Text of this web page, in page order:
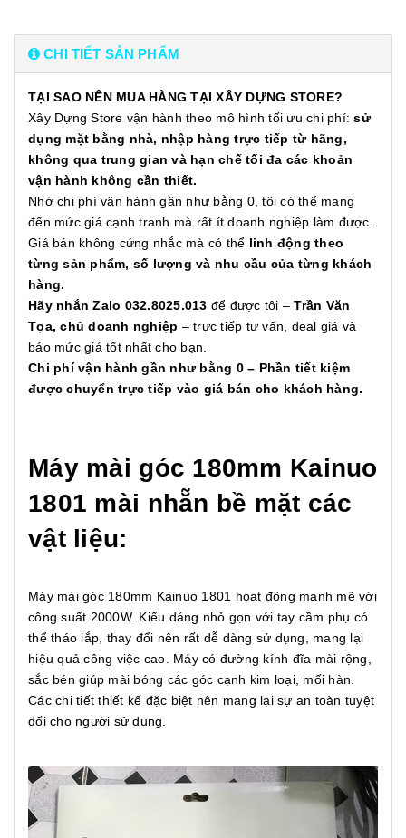
CHI TIẾT SẢN PHẨM
TẠI SAO NÊN MUA HÀNG TẠI XÂY DỰNG STORE?
Xây Dựng Store vận hành theo mô hình tối ưu chi phí:sử
dụng mặt bằng nhà, nhập hàng trực tiếp từ hãng,
không qua trung gian và hạn chế tối đa các khoản
vận hành không cần thiết.
Nhờ chi phí vận hành gần như bằng 0, tôi có thể mang
đến mức giá cạnh tranh mà rất ít doanh nghiệp làm được.
Giá bán không cứng nhắc mà có thể linh động theo
từng sản phẩm, số lượng và nhu cầu của từng khách
hàng.
Hãy nhắn Zalo 032.8025.013 để được tôi –Trần Văn
Tọa, chủ doanh nghiệp – trực tiếp tư vấn, deal giá và
báo mức giá tốt nhất cho bạn.
Chi phí vận hành gần như bằng 0 – Phần tiết kiệm
được chuyển trực tiếp vào giá bán cho khách hàng.
Máy mài góc 180mm Kainuo
1801 mài nhẵn bề mặt các
vật liệu:
Máy mài góc 180mm Kainuo 1801 hoạt động mạnh mẽ với
công suất 2000W. Kiểu dáng nhỏ gọn với tay cầm phụ có
thể tháo lắp, thay đổi nên rất dễ dàng sử dụng, mang lại
hiệu quả công việc cao. Máy có đường kính đĩa mài rộng,
sắc bén giúp mài bóng các góc cạnh kim loại, mối hàn.
Các chi tiết thiết kế đặc biệt nên mang lại sự an toàn tuyệt
đối cho người sử dụng.